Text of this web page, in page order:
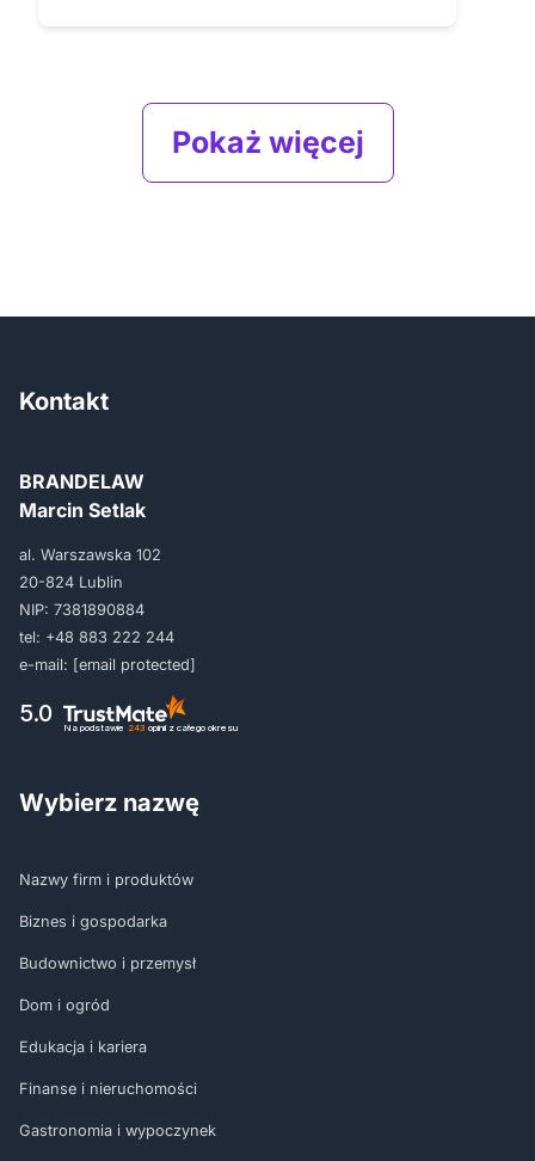
Pokaż więcej
Kontakt
BRANDELAW
Marcin Setlak
al. Warszawska 102
20-824 Lublin
NIP: 7381890884
tel: +48 883 222 244
e-mail: [email protected]
5.0
Na podstawie 243 opinii z całego okresu
Wybierz nazwę
Nazwy firm i produktów
Biznes i gospodarka
Budownictwo i przemysł
Dom i ogród
Edukacja i kariera
Finanse i nieruchomości
Gastronomia i wypoczynek